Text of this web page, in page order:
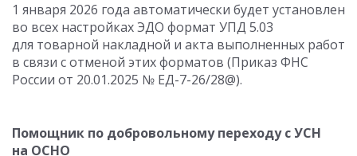
1 января 2026 года автоматически будет установлен
во всех настройках ЭДО формат УПД 5.03
для товарной накладной и акта выполненных работ
в связи с отменой этих форматов (Приказ ФНС
России от 20.01.2025 № ЕД-7-26/28@).
Помощник по добровольному переходу с УСН
на ОСНО